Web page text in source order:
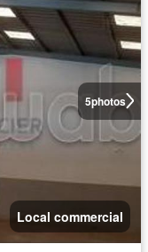
5photos
Local commercial